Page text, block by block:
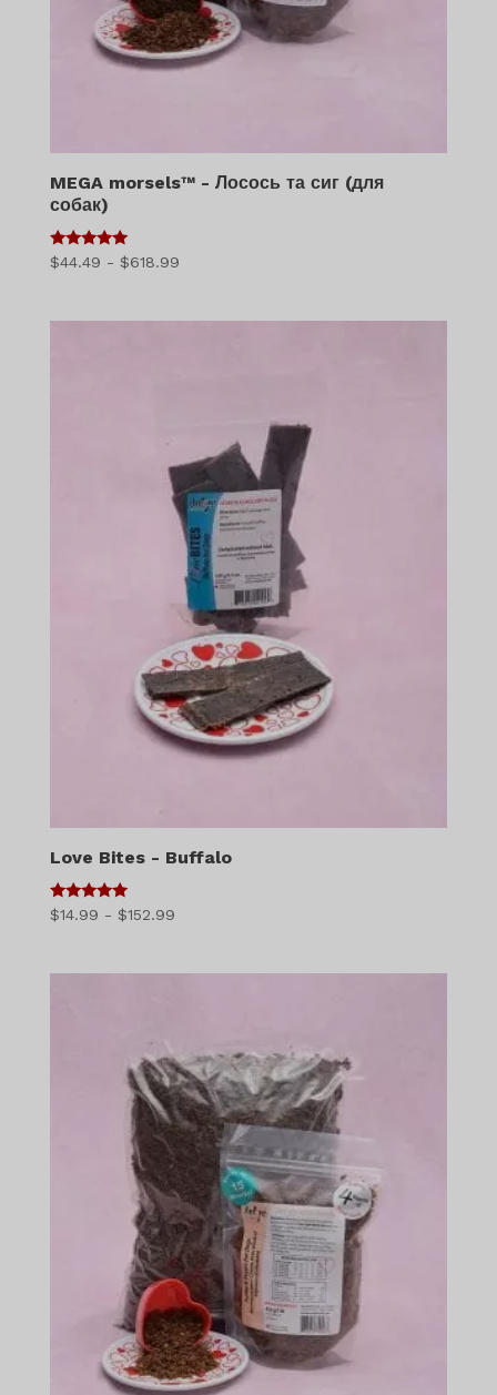
MEGA morsels™ - Лосось та сиг (для
собак)
5
з 5
$44.49 - $618.99Діапазон
Love Bites - Buffalo
5
з 5
$14.99 - $152.99Діапазон